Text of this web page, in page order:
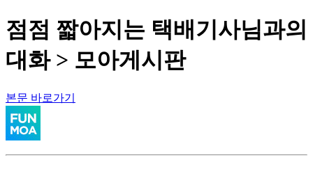
점점 짧아지는 택배기사님과의
대화 > 모아게시판
본문 바로가기